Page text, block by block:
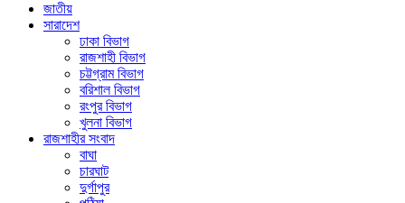
জাতীয়
সারাদেশ
ঢাকা বিভাগ
রাজশাহী বিভাগ
চট্টগ্রাম বিভাগ
বরিশাল বিভাগ
রংপুর বিভাগ
খুলনা বিভাগ
রাজশাহীর সংবাদ
বাঘা
চারঘাট
দুর্গাপুর